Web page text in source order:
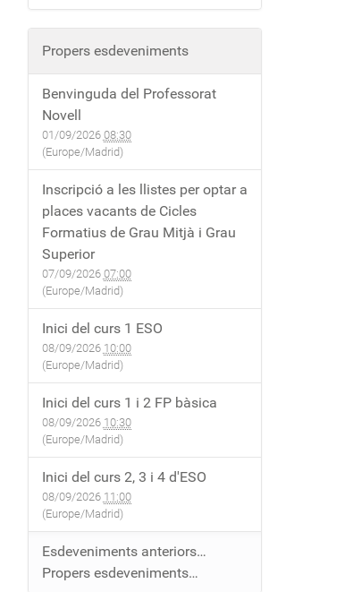
Propers esdeveniments
Benvinguda del Professorat
Novell
01/09/2026 08:30
(Europe/Madrid)
Inscripció a les llistes per optar a
places vacants de Cicles
Formatius de Grau Mitjà i Grau
Superior
07/09/2026 07:00
(Europe/Madrid)
Inici del curs 1 ESO
08/09/2026 10:00
(Europe/Madrid)
Inici del curs 1 i 2 FP bàsica
08/09/2026 10:30
(Europe/Madrid)
Inici del curs 2, 3 i 4 d'ESO
08/09/2026 11:00
(Europe/Madrid)
Esdeveniments anteriors…
Propers esdeveniments…